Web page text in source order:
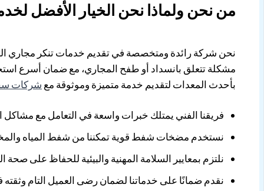
من نحن ولماذا نحن الخيار الأفضل
نحن شركة رائدة ومتخصصة في تقديم خدمات تنكر مجاري
مشكلة تتعلق بانسداد أو طفح المجاري، مع ضمان أسرع
بأحدث المعدات لتقديم خدمة متميزة وموثوقة مع شركات
فريقنا الفني يمتلك خبرات واسعة في التعامل مع
نستخدم مضخات شفط قوية تمكننا من شفط المياه
نلتزم بمعايير السلامة المهنية والبيئية للحفاظ على صحة
نقدم ضمانًا على خدماتنا لضمان رضى العميل التام وثقته